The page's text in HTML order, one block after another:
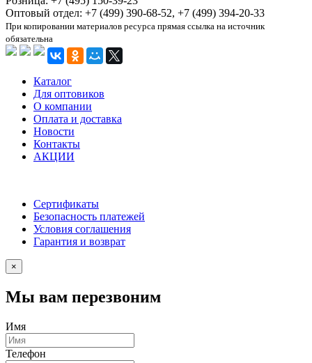
Оптовый отдел: +7 (499) 390-68-52, +7 (499) 394-20-33
При копировании материалов ресурса прямая ссылка на источник
обязательна
Каталог
Для оптовиков
О компании
Оплата и доставка
Новости
Контакты
АКЦИИ
Сертификаты
Безопасность платежей
Условия соглашения
Гарантия и возврат
×
Мы вам перезвоним
Имя
Телефон